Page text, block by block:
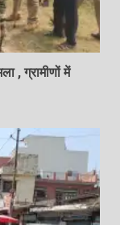
, ग्रामीणों में